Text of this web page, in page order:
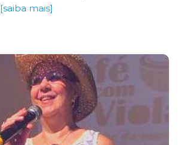
[saiba mais]